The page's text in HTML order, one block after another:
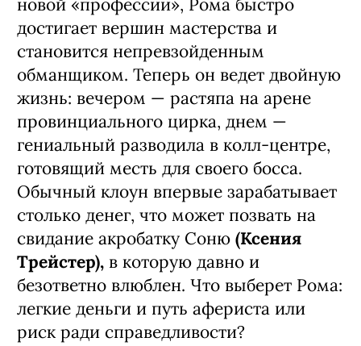
Обнаружив, что родную бабушку
обокрали мошенники, а полиция
только пожимает плечами,
провинциальный клоун Рома(Лев
Зулькарнаев)сам находит
злоумышленника(Тимофей
Трибунцев), устраивается на работу в
его подпольный колл-центр и
вынашивает план мести. Обучаясь
новой «профессии», Рома быстро
достигает вершин мастерства и
становится непревзойденным